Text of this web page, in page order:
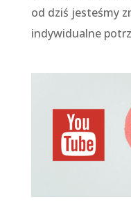
od dziś jesteśmy
indywidualne